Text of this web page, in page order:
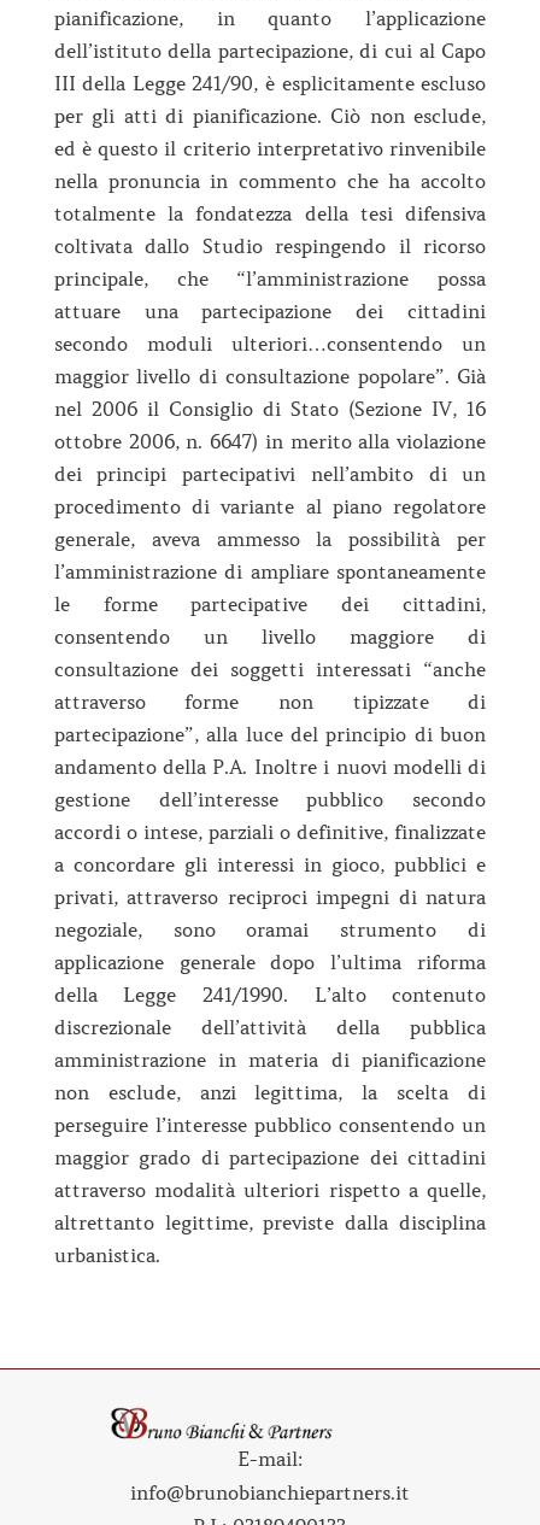
pianificazione, in quanto l’applicazione
dell’istituto della partecipazione, di cui al Capo
III della Legge 241/90, è esplicitamente escluso
per gli atti di pianificazione. Ciò non esclude,
ed è questo il criterio interpretativo rinvenibile
nella pronuncia in commento che ha accolto
totalmente la fondatezza della tesi difensiva
coltivata dallo Studio respingendo il ricorso
principale, che “l’amministrazione possa
attuare una partecipazione dei cittadini
secondo moduli ulteriori…consentendo un
maggior livello di consultazione popolare”. Già
nel 2006 il Consiglio di Stato (Sezione IV, 16
ottobre 2006, n. 6647) in merito alla violazione
dei principi partecipativi nell’ambito di un
procedimento di variante al piano regolatore
generale, aveva ammesso la possibilità per
l’amministrazione di ampliare spontaneamente
le forme partecipative dei cittadini,
consentendo un livello maggiore di
consultazione dei soggetti interessati “anche
attraverso forme non tipizzate di
partecipazione”, alla luce del principio di buon
andamento della P.A. Inoltre i nuovi modelli di
gestione dell’interesse pubblico secondo
accordi o intese, parziali o definitive, finalizzate
a concordare gli interessi in gioco, pubblici e
privati, attraverso reciproci impegni di natura
negoziale, sono oramai strumento di
applicazione generale dopo l’ultima riforma
della Legge 241/1990. L’alto contenuto
discrezionale dell’attività della pubblica
amministrazione in materia di pianificazione
non esclude, anzi legittima, la scelta di
perseguire l’interesse pubblico consentendo un
maggior grado di partecipazione dei cittadini
attraverso modalità ulteriori rispetto a quelle,
altrettanto legittime, previste dalla disciplina
urbanistica.
E-mail:
info@brunobianchiepartners.it